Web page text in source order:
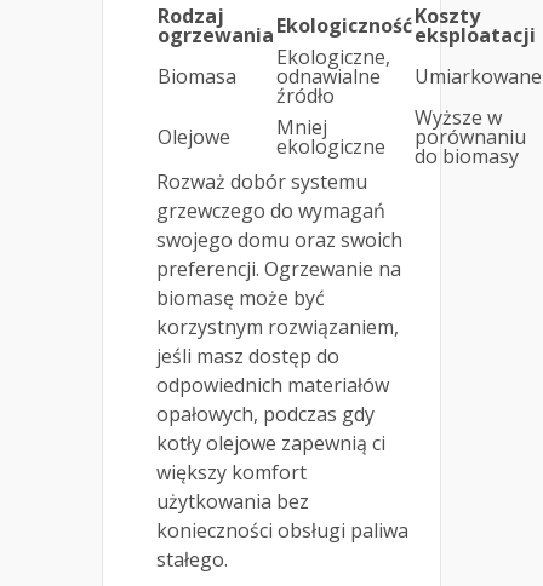
Rodzaj
ogrzewaniaEkologicznośćKoszty
eksploatacji
Biomasa
Ekologiczne,
odnawialne
źródło
Umiarkowane
Olejowe Mniej
ekologiczne
Wyższe w
porównaniu
do biomasy
Rozważ dobór systemu
grzewczego do wymagań
swojego domu oraz swoich
preferencji. Ogrzewanie na
biomasę może być
korzystnym rozwiązaniem,
jeśli masz dostęp do
odpowiednich materiałów
opałowych, podczas gdy
kotły olejowe zapewnią ci
większy komfort
użytkowania bez
konieczności obsługi paliwa
stałego.